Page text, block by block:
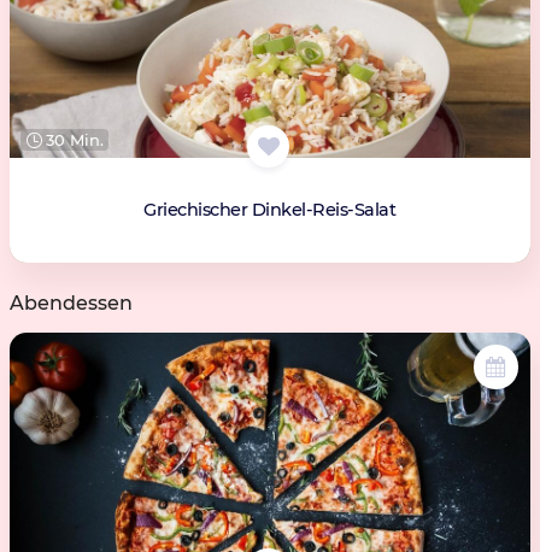
30 Min.
Griechischer Dinkel-Reis-Salat
Abendessen